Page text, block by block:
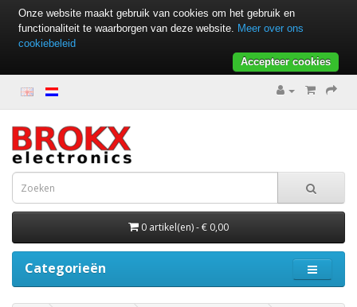
0 artikel(en) - € 0,00
Categorieën
Onze website maakt gebruik van cookies om het gebruik en
functionaliteit te waarborgen van deze website. Meer over ons
cookiebeleid
Accepteer cookies